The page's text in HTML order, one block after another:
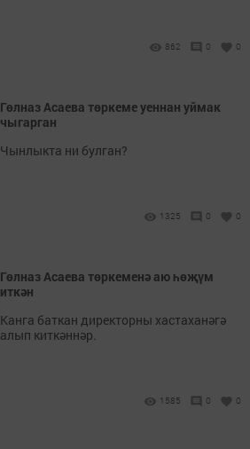
862 0 0
Гөлназ Асаева төркеме уеннан уймак
чыгарган
Чынлыкта ни булган?
1325 0 0
Гөлназ Асаева төркеменә аю һөҗүм
иткән
Канга баткан директорны хастаханәгә
алып киткәннәр.
1585 0 0